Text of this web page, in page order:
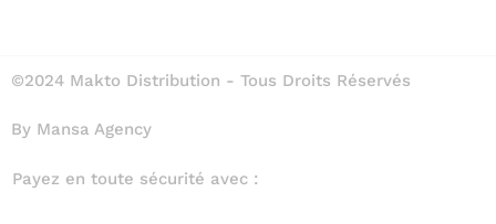
©2024 Makto Distribution - Tous Droits Réservés
By Mansa Agency
Payez en toute sécurité avec :